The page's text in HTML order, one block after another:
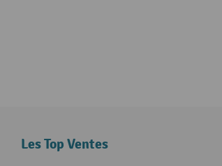
Les Top Ventes